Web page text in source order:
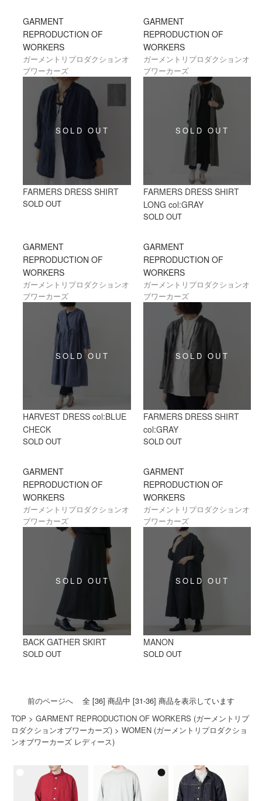
ターパターンを起こして、昔の風合いを再
現。素材の多くはデッドストックの古いリ
ネンやコットンで、織り地がでこぼこして
いたり、シュリンクしており、それが独特
の味わいを出しています。その為、着込め
ば着込むほど個性豊かな味わいを堪能する
ことができます。
近年ではフランスのみならず、よりクォリ
ティの高い日本の工場での生産や、日本の
生地を使用した、ヴィンテージアイテムを
ベースとし、アレンジを加えたオリジナル
のアイテムもリリース。ブランドとしてよ
り幅を広げ、魅力を増しています。
GARMENT
REPRODUCTION OF
WORKERS
ガーメントリプロダクションオ
ブワーカーズ
FARMERS DRESS SHIRT
SOLD OUT
GARMENT
REPRODUCTION OF
WORKERS
ガーメントリプロダクションオ
ブワーカーズ
FARMERS DRESS SHIRT
LONG col:GRAY
SOLD OUT
GARMENT
REPRODUCTION OF
WORKERS
ガーメントリプロダクションオ
ブワーカーズ
HARVEST DRESS col:BLUE
CHECK
SOLD OUT
GARMENT
REPRODUCTION OF
WORKERS
ガーメントリプロダクションオ
ブワーカーズ
FARMERS DRESS SHIRT
col:GRAY
SOLD OUT
GARMENT
REPRODUCTION OF
WORKERS
ガーメントリプロダクションオ
ブワーカーズ
BACK GATHER SKIRT
SOLD OUT
GARMENT
REPRODUCTION OF
WORKERS
ガーメントリプロダクションオ
ブワーカーズ
MANON
SOLD OUT
前のページへ 全 [36] 商品中 [31-36] 商品を表示しています
TOP > GARMENT REPRODUCTION OF WORKERS (ガーメントリプ
ロダクションオブワーカーズ)> WOMEN (ガーメントリプロダクショ
ンオブワーカーズ レディース)